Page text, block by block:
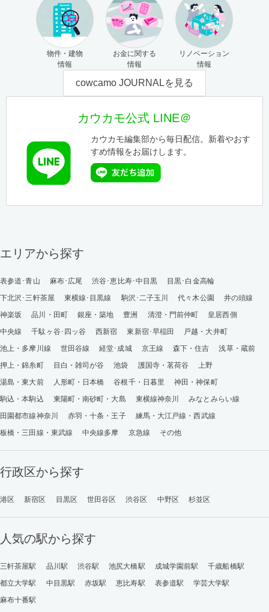
物件・建物
情報
お金に関する
情報
リノベーション
情報
cowcamo JOURNALを見る
カウカモ公式 LINE＠
カウカモ編集部から毎日配信。新着やおす
すめ情報をお届けします。
エリアから探す
表参道･青山 麻布･広尾 渋谷･恵比寿･中目黒
目黒･白金高輪
下北沢･三軒茶屋
東横線･目黒線 駒沢･二子玉川 代々木公園
井の頭線
神楽坂
品川・田町 銀座・築地 豊洲 清澄・門前仲町
皇居西側
中央線
千駄ヶ谷･四ッ谷 西新宿 東新宿･早稲田
戸越・大井町
池上・多摩川線
世田谷線 経堂･成城 京王線 森下・住吉
浅草・蔵前
押上・錦糸町
目白・雑司が谷 池袋 護国寺・茗荷谷
上野
湯島・東大前
人形町・日本橋 谷根千・日暮里
神田・神保町
駒込・本駒込
東陽町・南砂町・大島 東横線神奈川
みなとみらい線
田園都市線神奈川
赤羽・十条・王子
練馬・大江戸線・西武線
板橋・三田線・東武線
中央線多摩 京急線 その他
行政区から探す
港区 新宿区 目黒区 世田谷区 渋谷区 中野区 杉並区
人気の駅から探す
三軒茶屋駅 品川駅 渋谷駅 池尻大橋駅 成城学園前駅
千歳船橋駅
都立大学駅
中目黒駅 赤坂駅 恵比寿駅 表参道駅
学芸大学駅
麻布十番駅